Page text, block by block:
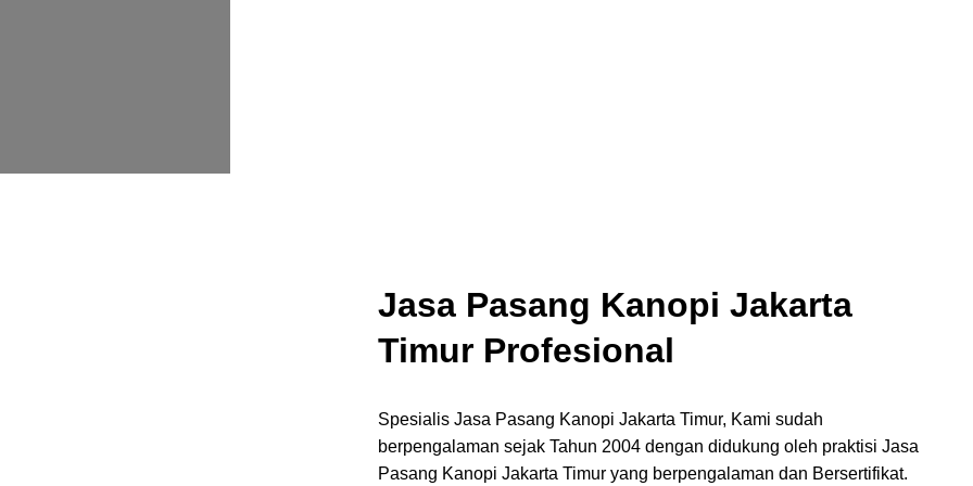
Jasa Pasang Kanopi Jakarta
Timur Profesional
Spesialis Jasa Pasang Kanopi Jakarta Timur, Kami sudah
berpengalaman sejak Tahun 2004 dengan didukung oleh praktisi Jasa
Pasang Kanopi Jakarta Timur yang berpengalaman dan Bersertifikat.